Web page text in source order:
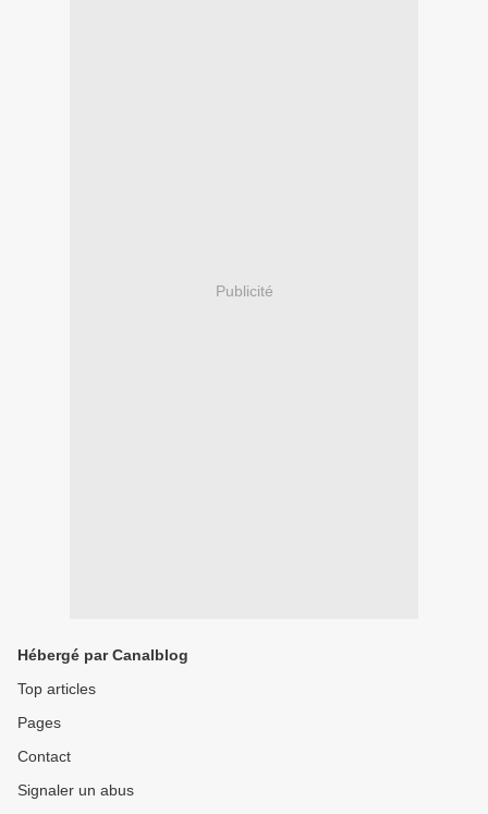
Publicité
Hébergé par Canalblog
Top articles
Pages
Contact
Signaler un abus